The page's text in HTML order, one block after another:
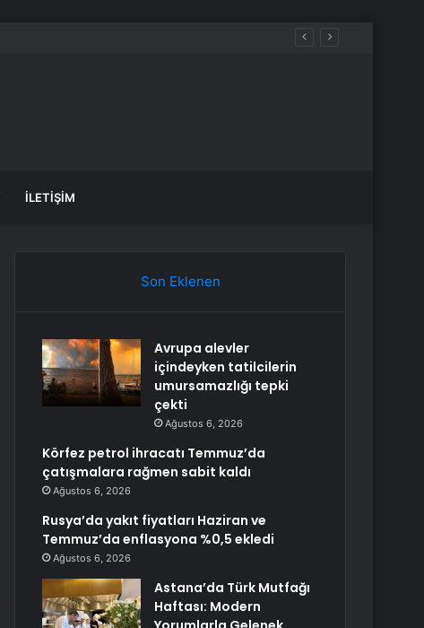
İLETIŞIM
Son Eklenen
Avrupa alevler
içindeyken tatilcilerin
umursamazlığı tepki
çekti
Ağustos 6, 2026
Körfez petrol ihracatı Temmuz’da
çatışmalara rağmen sabit kaldı
Ağustos 6, 2026
Rusya’da yakıt fiyatları Haziran ve
Temmuz’da enflasyona %0,5 ekledi
Ağustos 6, 2026
Astana’da Türk Mutfağı
Haftası: Modern